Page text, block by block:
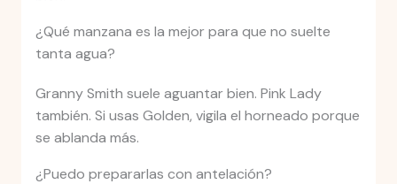
¿Qué manzana es la mejor para que no suelte
tanta agua?
Granny Smith suele aguantar bien. Pink Lady
también. Si usas Golden, vigila el horneado porque
se ablanda más.
¿Puedo prepararlas con antelación?